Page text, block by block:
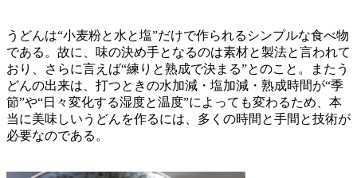
うどんは“小麦粉と水と塩”だけで作られるシンプルな食べ物
である。故に、味の決め手となるのは素材と製法と言われて
おり、さらに言えば“練りと熟成で決まる”とのこと。またう
どんの出来は、打つときの水加減・塩加減・熟成時間が“季
節”や“日々変化する湿度と温度”によっても変わるため、本
当に美味しいうどんを作るには、多くの時間と手間と技術が
必要なのである。